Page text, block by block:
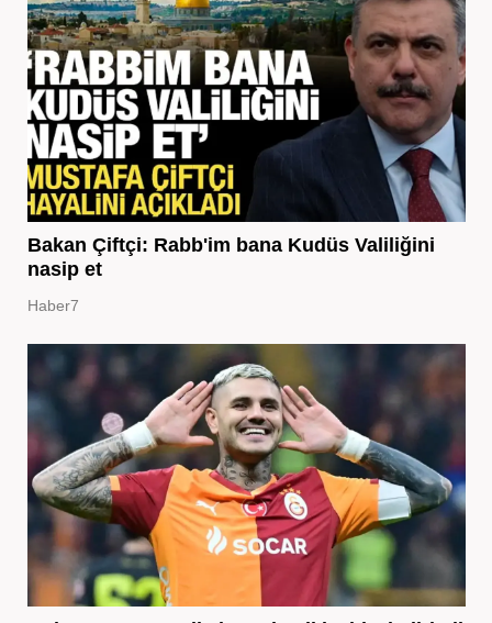
Bakan Çiftçi: Rabb'im bana Kudüs Valiliğini
nasip et
Haber7